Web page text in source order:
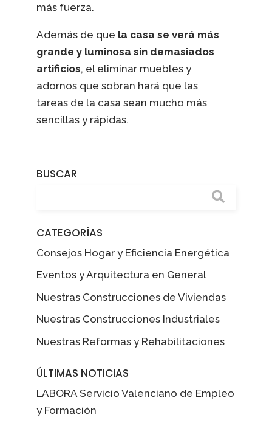
más fuerza.
Además de que la casa se verá más
grande y luminosa sin demasiados
artificios, el eliminar muebles y
adornos que sobran hará que las
tareas de la casa sean mucho más
sencillas y rápidas.
BUSCAR
CATEGORÍAS
Consejos Hogar y Eficiencia Energética
Eventos y Arquitectura en General
Nuestras Construcciones de Viviendas
Nuestras Construcciones Industriales
Nuestras Reformas y Rehabilitaciones
ÚLTIMAS NOTICIAS
LABORA Servicio Valenciano de Empleo
y Formación